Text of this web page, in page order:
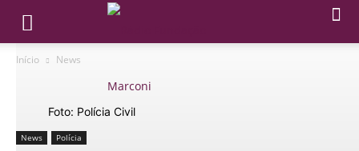
Início News
Foto: Polícia Civil
News Polícia